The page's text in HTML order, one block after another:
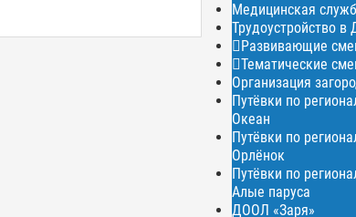
Медицинская
Трудоустройство
Развивающие
Тематические
Организация
Путёвки по
Океан
Путёвки по
Орлёнок
Путёвки по
Алые паруса
ДООЛ «Заря»